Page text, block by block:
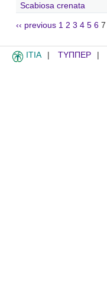
Scabiosa crenata
‹‹ previous 1 2 3 4 5 6 7
ITIA ΤΥΠΠΕΡ